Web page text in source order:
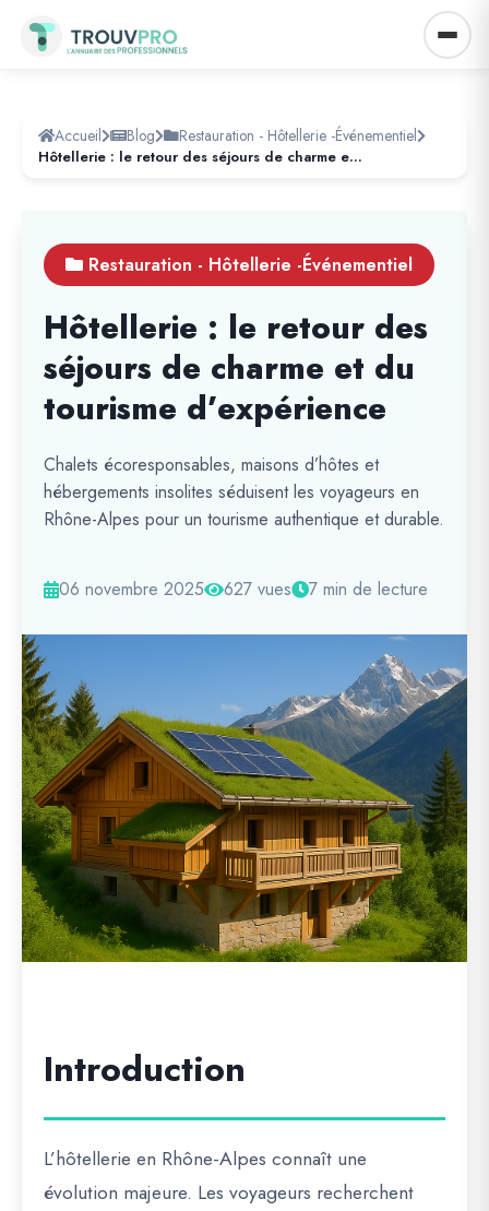
Accueil Blog Restauration - Hôtellerie -Événementiel
Hôtellerie : le retour des séjours de charme et du tourisme d’expérience
Restauration - Hôtellerie -Événementiel
Hôtellerie : le retour des
séjours de charme et du
tourisme d’expérience
Chalets écoresponsables, maisons d’hôtes et
hébergements insolites séduisent les voyageurs en
Rhône-Alpes pour un tourisme authentique et durable.
06 novembre 2025 627 vues 7 min de lecture
Introduction
L’hôtellerie en Rhône-Alpes connaît une
évolution majeure. Les voyageurs recherchent